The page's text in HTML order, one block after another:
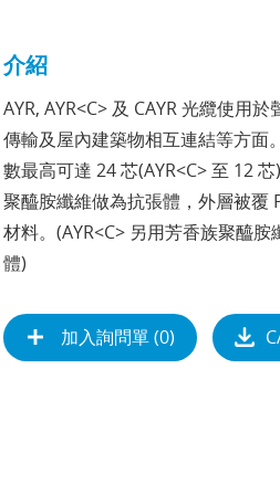
介紹
AYR, AYR<C> 及 CAYR 光纜使用
傳輸及屋內建築物相互連結等方面
數最高可達 24 芯(AYR<C> 至 12
聚醯胺纖維做為抗張體，外層被覆
材料。(AYR<C> 另用芳香族聚醯
體)
加入詢問單 (0)